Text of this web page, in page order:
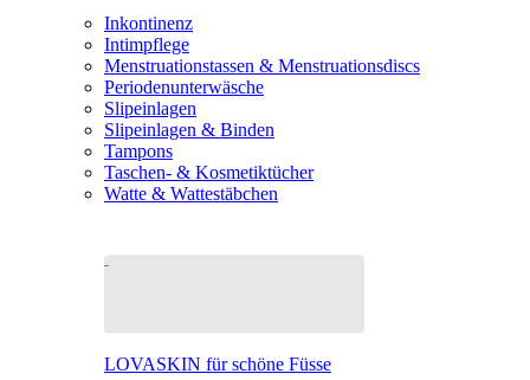
Inkontinenz
Intimpflege
Menstruationstassen & Menstruationsdiscs
Periodenunterwäsche
Slipeinlagen
Slipeinlagen & Binden
Tampons
Taschen- & Kosmetiktücher
Watte & Wattestäbchen
LOVASKIN für schöne Füsse